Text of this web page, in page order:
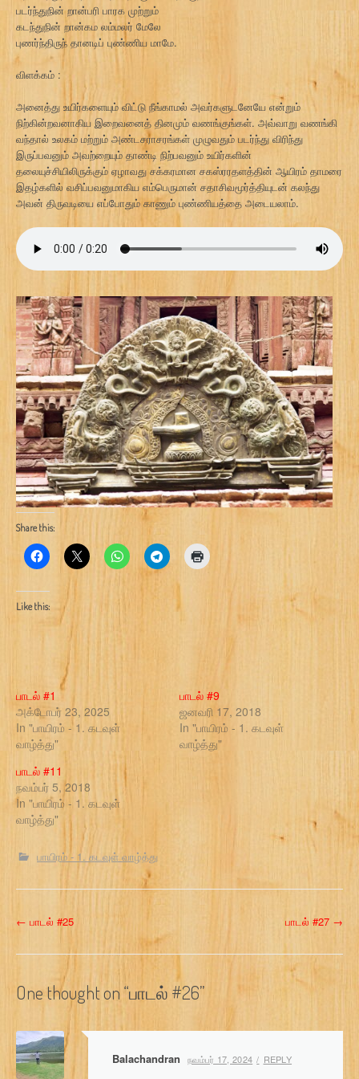
படர்ந்துநின் றான்பரி பாரக முற்றும்
கடந்துநின் றான்கம லம்மலர் மேலே
புணர்ந்திருந் தானடிப் புண்ணிய மாமே.
விளக்கம் :
அனைத்து உயிர்களையும் விட்டு நீங்காமல் அவர்களுடனேயே என்றும்
நிற்கின்றவனாகிய இறைவனைத் தினமும் வணங்குங்கள். அவ்வாறு வணங்கி
வந்தால் உலகம் மற்றும் அண்டசராசரங்கள் முழுவதும் படர்ந்து விரிந்து
இருப்பவனும் அவற்றையும் தாண்டி நிற்பவனும் உயிர்களின்
தலையுச்சியிலிருக்கும் ஏழாவது சக்கரமான சகஸ்ரரதளத்தின் ஆயிரம் தாமரை
இதழ்களில் வசிப்பவனுமாகிய எம்பெருமான் சதாசிவமூர்த்தியுடன் கலந்து
அவன் திருவடியை எப்போதும் காணும் புண்ணியத்தை அடையலாம்.
Share this:
Like this:
பாடல் #1
அக்டோபர் 23, 2025
In "பாயிரம் - 1. கடவுள்
வாழ்த்து"
பாடல் #9
ஜனவரி 17, 2018
In "பாயிரம் - 1. கடவுள்
வாழ்த்து"
பாடல் #11
நவம்பர் 5, 2018
In "பாயிரம் - 1. கடவுள்
வாழ்த்து"
பாயிரம் - 1. கடவுள் வாழ்த்து
P
o
s
n
a
← பாடல் #25 பாடல் #27 →
One thought on “பாடல் #26”
Balachandran நவம்பர் 17, 2024 REPLY